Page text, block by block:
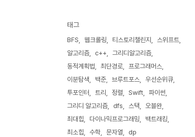
태그
BFS 웹크롤링 티스토리챌린지
스위프트
알고리즘
c++
그리디알고리즘
동적계획법
최단경로
프로그래머스
이분탐색
백준 브루트포스
우선순위큐
투포인터
트리 정렬 Swift
파이썬
그리디 알고리즘
dfs 스택
오블완
최대힙
다이나믹프로그래밍
백트래킹
최소힙
수학 문자열 dp